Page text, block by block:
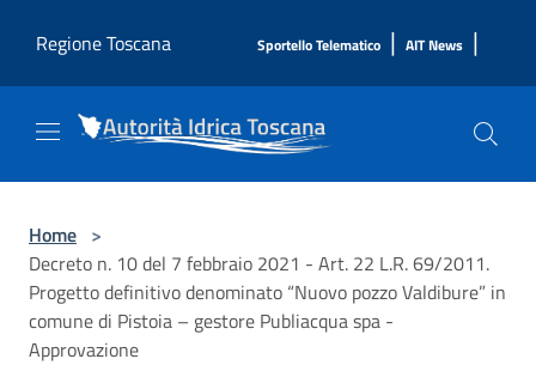
Regione Toscana
Sportello Telematico | AIT News |
Home >
Decreto n. 10 del 7 febbraio 2021 - Art. 22 L.R. 69/2011.
Progetto definitivo denominato “Nuovo pozzo Valdibure” in
comune di Pistoia – gestore Publiacqua spa -
Approvazione